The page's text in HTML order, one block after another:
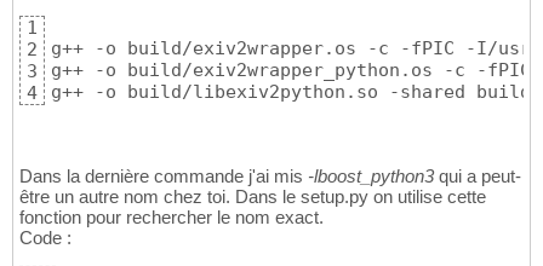
1
2
3
4
g++ -o build/exiv2wrapper.os -c -fPIC -I/
g++ -o build/exiv2wrapper_python.os -c -
g++ -o build/libexiv2python.so -shared build/
Dans la dernière commande j'ai mis -lboost_python3qui a peut-
être un autre nom chez toi. Dans le setup.py on utilise cette
fonction pour rechercher le nom exact.
Code :